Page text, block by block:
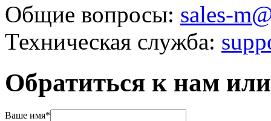
Общие вопросы: sales-
Техническая служба:
Обратиться к нам или
Ваше имя*